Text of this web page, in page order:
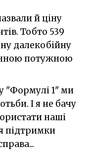
й ціну
Тобто 539
далекобійну
потужною
"Формулі 1" ми
І я не бачу
наші
підтримки